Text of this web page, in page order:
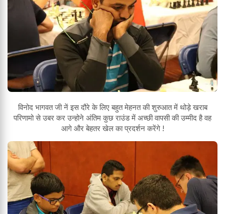
विनोद भागवत जी नें इस दौरे के लिए बहुत मेहनत की शुरुआत में थोड़े खराब
परिणामो से उबर कर उन्होने अंतिम कुछ राउंड में अच्छी वापसी की उम्मीद है वह
आगे और बेहतर खेल का प्रदर्शन करेंगे !